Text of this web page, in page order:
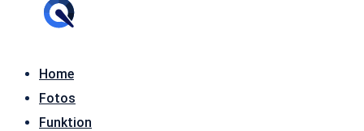
Home
Fotos
Funktion